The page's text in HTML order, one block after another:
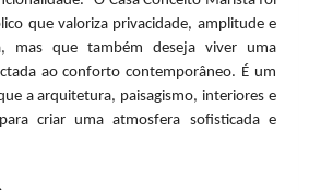
que valoriza privacidade, amplitude e
mas que também deseja viver uma
ao conforto contemporâneo. É um
a arquitetura, paisagismo, interiores e
criar uma atmosfera sofisticada e